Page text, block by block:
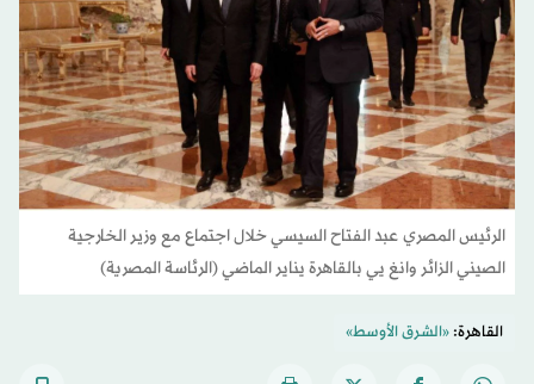
الرئيس المصري عبد الفتاح السيسي خلال اجتماع مع وزير الخارجية
الصيني الزائر وانغ يي بالقاهرة يناير الماضي (الرئاسة المصرية)
القاهرة:«الشرق الأوسط»